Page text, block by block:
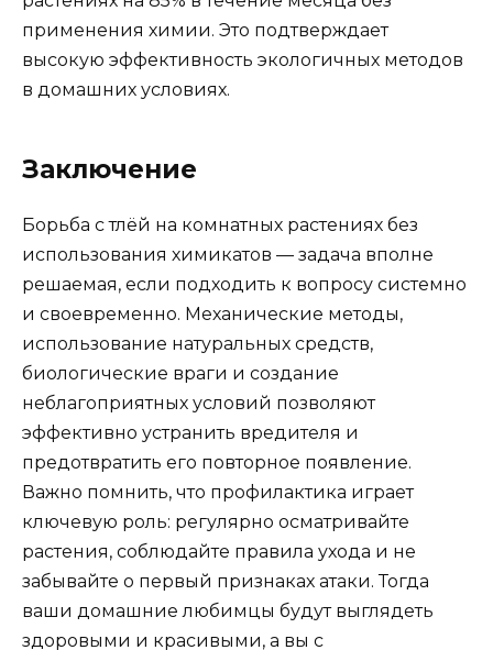
применения химии. Это подтверждает
высокую эффективность экологичных методов
в домашних условиях.
Заключение
Борьба с тлёй на комнатных растениях без
использования химикатов — задача вполне
решаемая, если подходить к вопросу системно
и своевременно. Механические методы,
использование натуральных средств,
биологические враги и создание
неблагоприятных условий позволяют
эффективно устранить вредителя и
предотвратить его повторное появление.
Важно помнить, что профилактика играет
ключевую роль: регулярно осматривайте
растения, соблюдайте правила ухода и не
забывайте о первый признаках атаки. Тогда
ваши домашние любимцы будут выглядеть
здоровыми и красивыми, а вы с